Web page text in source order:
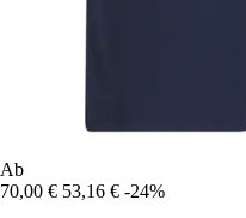
Ab
70,00 € 53,16 € -24%